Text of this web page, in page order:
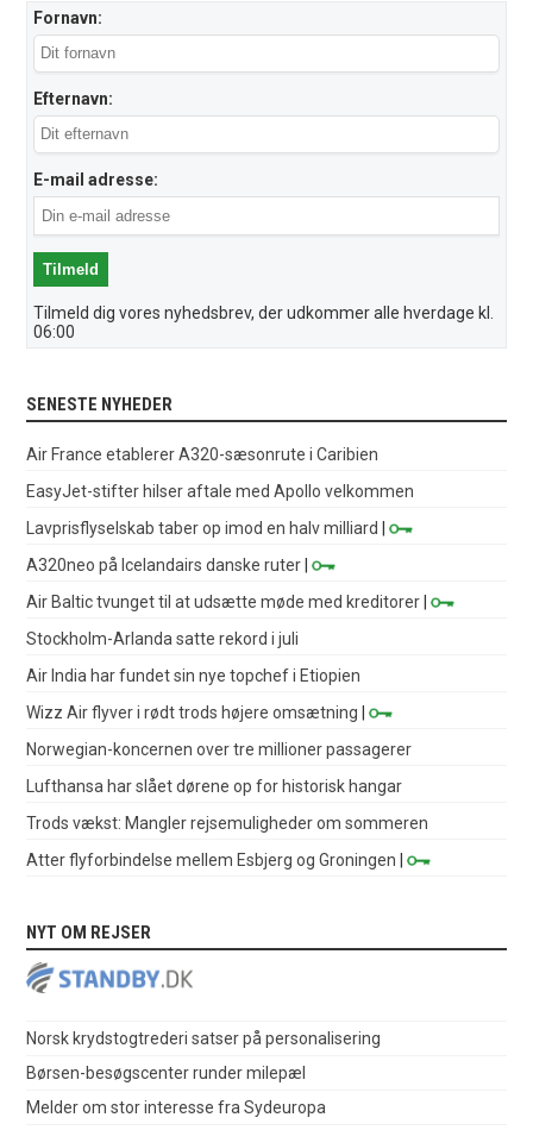
Fornavn:
Efternavn:
E-mail adresse:
Tilmeld dig vores nyhedsbrev, der udkommer alle hverdage kl.
06:00
SENESTE NYHEDER
Air France etablerer A320-sæsonrute i Caribien
EasyJet-stifter hilser aftale med Apollo velkommen
Lavprisflyselskab taber op imod en halv milliard
|
A320neo på Icelandairs danske ruter |
Air Baltic tvunget til at udsætte møde med kreditorer |
Stockholm-Arlanda satte rekord i juli
Air India har fundet sin nye topchef i Etiopien
Wizz Air flyver i rødt trods højere omsætning |
Norwegian-koncernen over tre millioner passagerer
Lufthansa har slået dørene op for historisk hangar
Trods vækst: Mangler rejsemuligheder om sommeren
Atter flyforbindelse mellem Esbjerg og Groningen |
NYT OM REJSER
Norsk krydstogtrederi satser på personalisering
Børsen-besøgscenter runder milepæl
Melder om stor interesse fra Sydeuropa